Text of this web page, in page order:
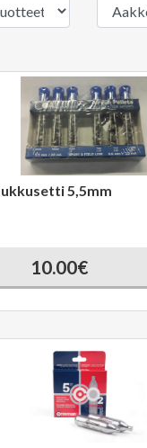
5,5mm
10.00€